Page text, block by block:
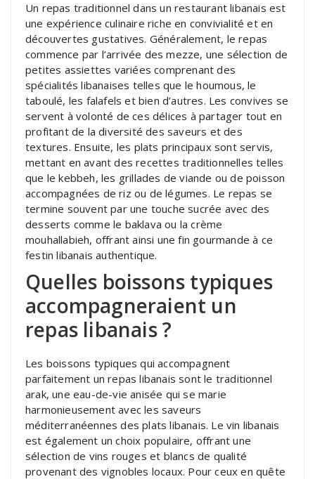
Un repas traditionnel dans un restaurant libanais est
une expérience culinaire riche en convivialité et en
découvertes gustatives. Généralement, le repas
commence par l’arrivée des mezze, une sélection de
petites assiettes variées comprenant des
spécialités libanaises telles que le houmous, le
taboulé, les falafels et bien d’autres. Les convives se
servent à volonté de ces délices à partager tout en
profitant de la diversité des saveurs et des
textures. Ensuite, les plats principaux sont servis,
mettant en avant des recettes traditionnelles telles
que le kebbeh, les grillades de viande ou de poisson
accompagnées de riz ou de légumes. Le repas se
termine souvent par une touche sucrée avec des
desserts comme le baklava ou la crème
mouhallabieh, offrant ainsi une fin gourmande à ce
festin libanais authentique.
Quelles boissons typiques
accompagneraient un
repas libanais ?
Les boissons typiques qui accompagnent
parfaitement un repas libanais sont le traditionnel
arak, une eau-de-vie anisée qui se marie
harmonieusement avec les saveurs
méditerranéennes des plats libanais. Le vin libanais
est également un choix populaire, offrant une
sélection de vins rouges et blancs de qualité
provenant des vignobles locaux. Pour ceux en quête